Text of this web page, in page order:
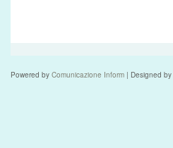
Powered by Comunicazione Inform | Designed by